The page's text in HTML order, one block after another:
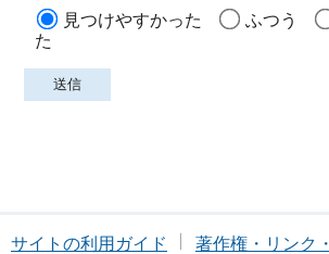
見つけやすかった
ふつう
た
サイトの利用ガイド 著作権・リンク